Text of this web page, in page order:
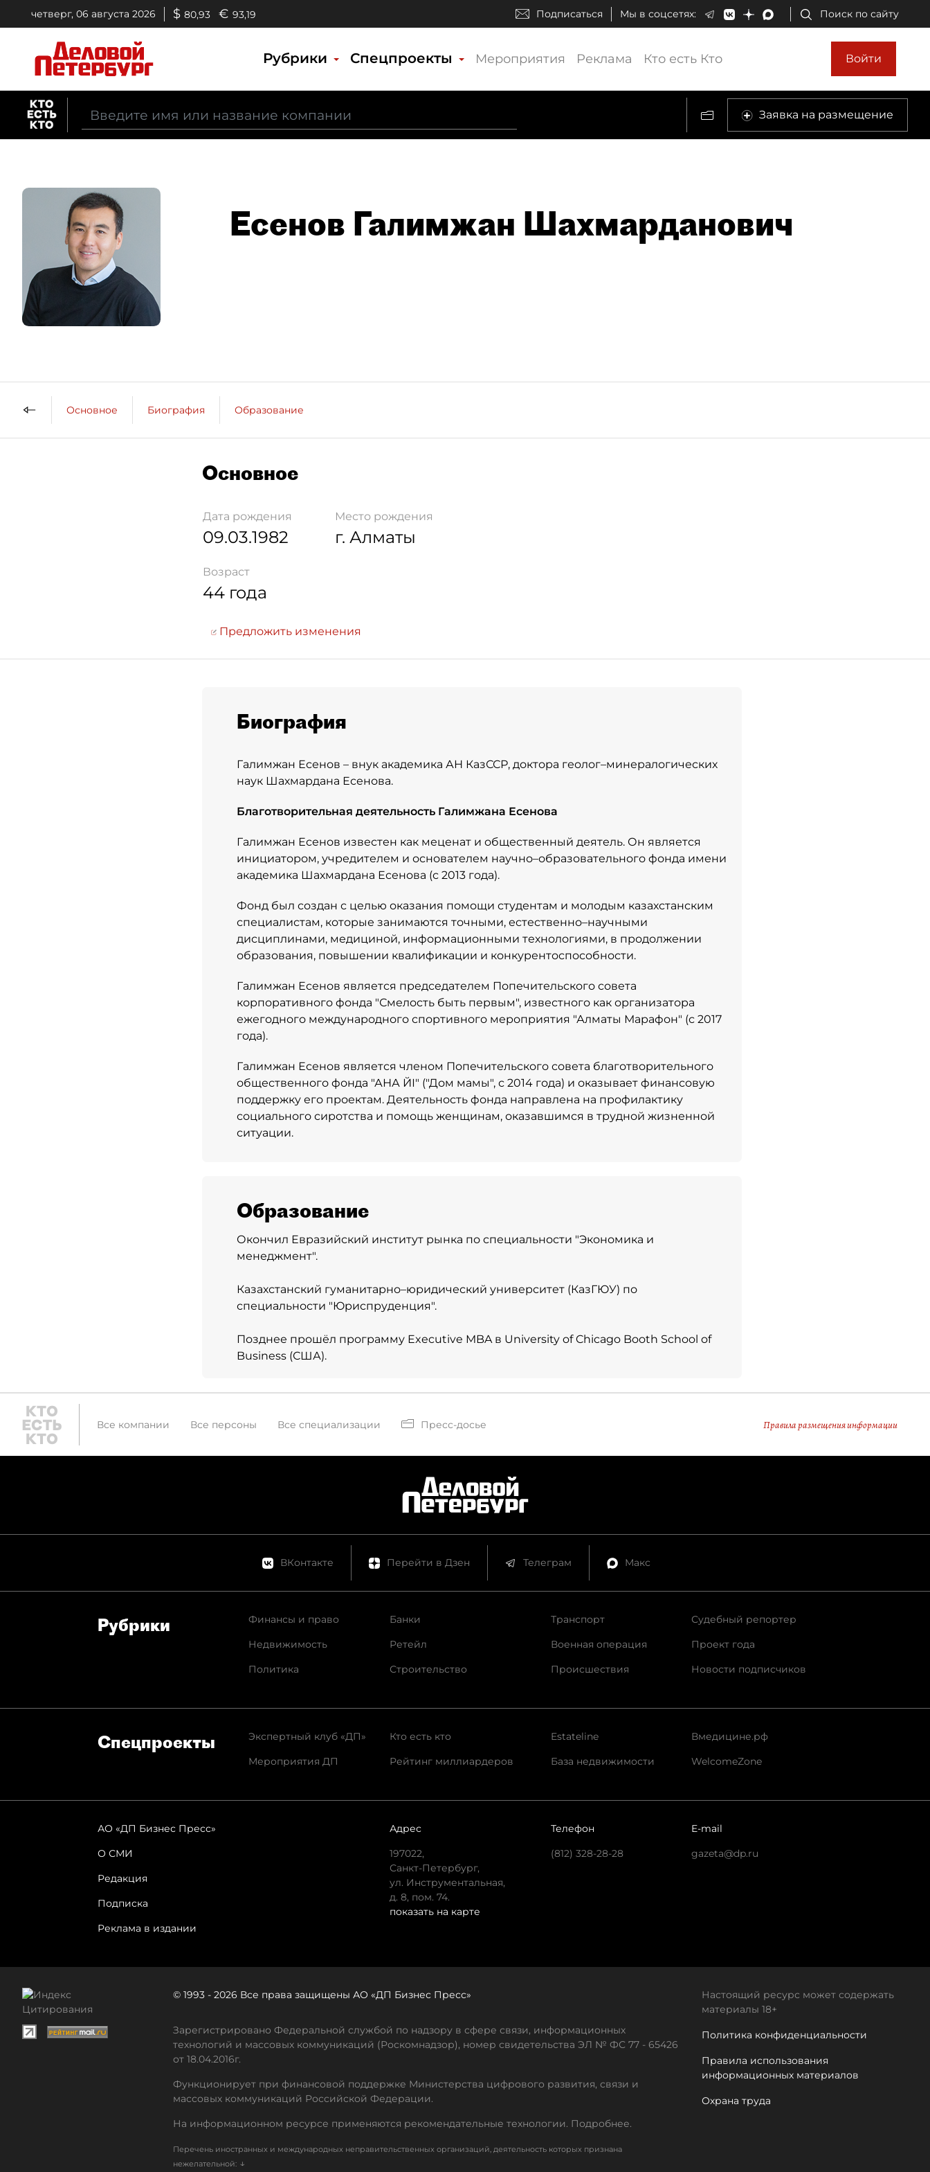
четверг, 06 августа 2026 $ 80,93 € 93,19 Подписаться Мы в соцсетях: Поиск по сайту
Рубрики Спецпроекты Мероприятия Реклама Кто есть Кто Войти
Заявка на размещение
Есенов Галимжан Шахмарданович
Основное Биография Образование
Основное
Дата рождения
09.03.1982
Место рождения
г. Алматы
Возраст
44 года
Предложить изменения
Биография
Галимжан Есенов – внук академика АН КазССР, доктора геолог–минералогических
наук Шахмардана Есенова.
Благотворительная деятельность Галимжана Есенова
Галимжан Есенов известен как меценат и общественный деятель. Он является
инициатором, учредителем и основателем научно–образовательного фонда имени
академика Шахмардана Есенова (с 2013 года).
Фонд был создан с целью оказания помощи студентам и молодым казахстанским
специалистам, которые занимаются точными, естественно–научными
дисциплинами, медициной, информационными технологиями, в продолжении
образования, повышении квалификации и конкурентоспособности.
Галимжан Есенов является председателем Попечительского совета
корпоративного фонда "Смелость быть первым", известного как организатора
ежегодного международного спортивного мероприятия "Алматы Марафон" (с 2017
года).
Галимжан Есенов является членом Попечительского совета благотворительного
общественного фонда "АНА ҮЙІ" ("Дом мамы", с 2014 года) и оказывает финансовую
поддержку его проектам. Деятельность фонда направлена на профилактику
социального сиротства и помощь женщинам, оказавшимся в трудной жизненной
ситуации.
Образование
Окончил Евразийский институт рынка по специальности "Экономика и
менеджмент".
Казахстанский гуманитарно–юридический университет (КазГЮУ) по
специальности "Юриспруденция".
Позднее прошёл программу Executive MBA в University of Chicago Booth School of
Business (США).
Все компании Все персоны Все специализации Пресс-досье Правила размещения информации
ВКонтакте Перейти в Дзен Телеграм Макс
Рубрики
Финансы и право
Недвижимость
Политика
Банки
Ретейл
Строительство
Транспорт
Военная операция
Происшествия
Судебный репортер
Проект года
Новости подписчиков
Спец­проекты
Экспертный клуб «ДП»
Мероприятия ДП
Кто есть кто
Рейтинг миллиардеров
Estateline
База недвижимости
Вмедицине.рф
WelcomeZone
АО «ДП Бизнес Пресс»
О СМИ
Редакция
Подписка
Реклама в издании
Адрес
197022,
Санкт-Петербург,
ул. Инструментальная,
д. 8, пом. 74.
показать на карте
Телефон
(812) 328-28-28
E-mail
gazeta@dp.ru
© 1993 - 2026 Все права защищены АО «ДП Бизнес Пресс»
Зарегистрировано Федеральной службой по надзору в сфере связи, информационных
технологий и массовых коммуникаций (Роскомнадзор), номер свидетельства ЭЛ № ФС 77 - 65426
от 18.04.2016г.
Функционирует при финансовой поддержке Министерства цифрового развития, связи и
массовых коммуникаций Российской Федерации.
На информационном ресурсе применяются рекомендательные технологии. Подробнее.
Перечень иностранных и международных неправительственных организаций, деятельность которых признана
нежелательной: ↓
Настоящий ресурс может содержать
материалы 18+
Политика конфиденциальности
Правила использования
информационных материалов
Охрана труда